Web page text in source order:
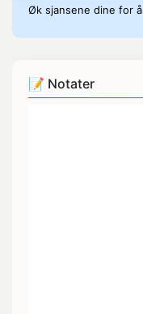
Øk sjansene dine for
📝 Notater